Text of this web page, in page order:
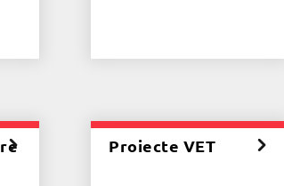
Proiecte VET